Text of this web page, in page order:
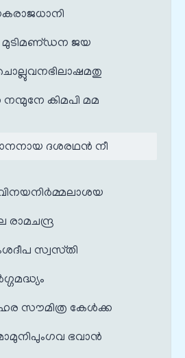
മുടിമണ്‌ഡന ജയ
കിമപി മമ
ദശരഥന്‍ നീ
സ്വസ്‌തി
സൗമിത്ര കേള്‍ക്ക
ഭവാന്‍